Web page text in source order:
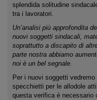
splendida solitudine
tra i lavoratori.
Un’analisi più approfondita
nuovi soggetti sindacali,
soprattutto a discapito di
parte nostra abbiamo
noi è un bel segnale.
Per i nuovi soggetti
specchietti per le allodole
questa verifica è necessario